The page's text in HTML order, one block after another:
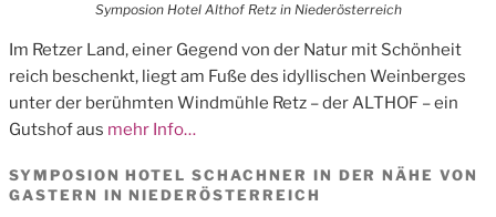
Symposion Hotel Althof Retz in Niederösterreich
Im Retzer Land, einer Gegend von der Natur mit Schönheit
reich beschenkt, liegt am Fuße des idyllischen Weinberges
unter der berühmten Windmühle Retz – der ALTHOF – ein
Gutshof aus mehr Info…
SYMPOSION HOTEL SCHACHNER IN DER NÄHE VON
GASTERN IN NIEDERÖSTERREICH